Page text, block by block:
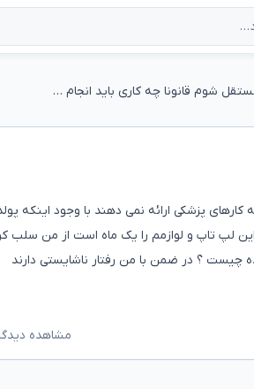
آیا باید مستقل شوم قانونا چه کاری باید انجام دهم؟
پزشکی ارائه نمی دهند با وجود اینکه
لپ تاپ و لوازمم‌ را یک ماه است از من سلب
چیست ؟ در ضمن با من رفتار ناشایستی دارند
مشاهده